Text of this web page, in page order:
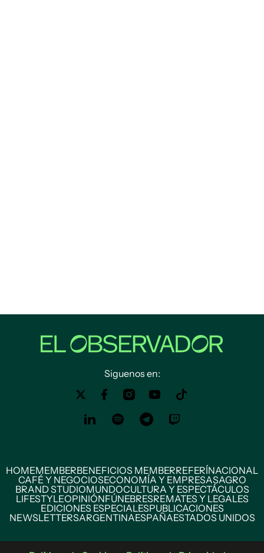
Siguenos en:
HOMEMEMBERBENEFICIOS MEMBERREFERÍNACIONAL
CAFÉ Y NEGOCIOSECONOMÍA Y EMPRESASAGRO
BRAND STUDIOMUNDOCULTURA Y ESPECTÁCULOS
LIFESTYLEOPINIÓNFÚNEBRESREMATES Y LEGALES
EDICIONES ESPECIALESPUBLICACIONES
NEWSLETTERSARGENTINAESPAÑAESTADOS UNIDOS